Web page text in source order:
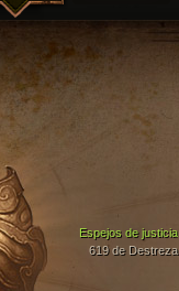
Espejos de justicia
619 de Destreza